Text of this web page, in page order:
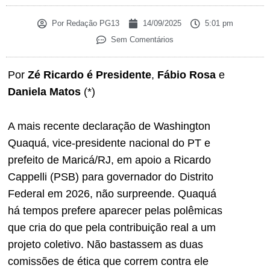
PorRedação PG13 14/09/2025
5:01 pm
Sem Comentários
Por Zé Ricardo é Presidente, Fábio Rosa e
Daniela Matos (*)
A mais recente declaração de Washington
Quaquá, vice-presidente nacional do PT e
prefeito de Maricá/RJ, em apoio a Ricardo
Cappelli (PSB) para governador do Distrito
Federal em 2026, não surpreende. Quaquá
há tempos prefere aparecer pelas polêmicas
que cria do que pela contribuição real a um
projeto coletivo. Não bastassem as duas
comissões de ética que correm contra ele